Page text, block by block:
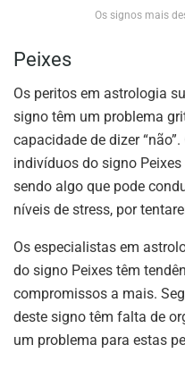
Os signos mais
Peixes
Os peritos em astrologia
signo têm um problema
capacidade de dizer
indivíduos do signo
sendo algo que pode
níveis de stress, por
Os especialistas em
do signo Peixes têm
compromissos a mais.
deste signo têm falta de
um problema para estas